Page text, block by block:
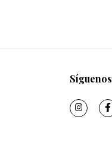
Síguenos